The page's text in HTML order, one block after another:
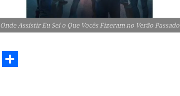
Onde Assistir Eu Sei o Que Vocês Fizeram no Verão Passado